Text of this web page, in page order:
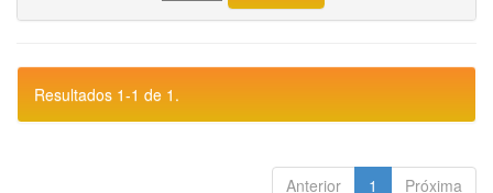
Resultados 1-1 de 1.
Anterior 1 Próxima